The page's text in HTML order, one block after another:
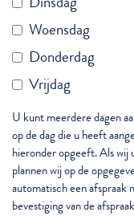
Woensdag
Donderdag
Vrijdag
U kunt meerdere dagen
op de dag die u heeft
hieronder opgeeft. Als wij u telefonisch niet kunnen bereiken, dan
plannen wij op de
automatisch een
bevestiging van de